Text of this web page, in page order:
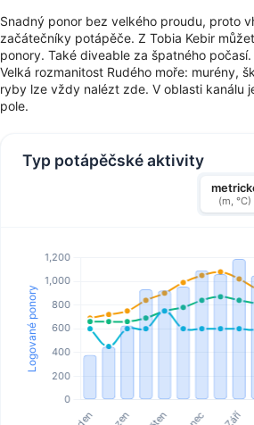
Snadný ponor bez velkého proudu, proto
začátečníky potápěče. Z Tobia Kebir
ponory. Také diveable za špatného počasí.
Velká rozmanitost Rudého moře: murény,
ryby lze vždy nalézt zde. V oblasti kanálu
pole.
Typ potápěčské aktivity
(m, °C)